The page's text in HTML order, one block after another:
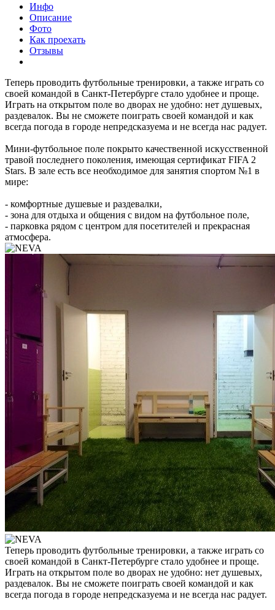
Инфо
Описание
Фото
Как проехать
Отзывы
Теперь проводить футбольные тренировки, а также играть со
своей командой в Санкт-Петербурге стало удобнее и проще.
Играть на открытом поле во дворах не удобно: нет душевых,
раздевалок. Вы не сможете поиграть своей командой и как
всегда погода в городе непредсказуема и не всегда нас радует.
Мини-футбольное поле покрыто качественной искусственной
травой последнего поколения, имеющая сертификат FIFA 2
Stars. В зале есть все необходимое для занятия спортом №1 в
мире:
- комфортные душевые и раздевалки,
- зона для отдыха и общения с видом на футбольное поле,
- парковка рядом с центром для посетителей и прекрасная
атмосфера.
Теперь проводить футбольные тренировки, а также играть со
своей командой в Санкт-Петербурге стало удобнее и проще.
Играть на открытом поле во дворах не удобно: нет душевых,
раздевалок. Вы не сможете поиграть своей командой и как
всегда погода в городе непредсказуема и не всегда нас радует.